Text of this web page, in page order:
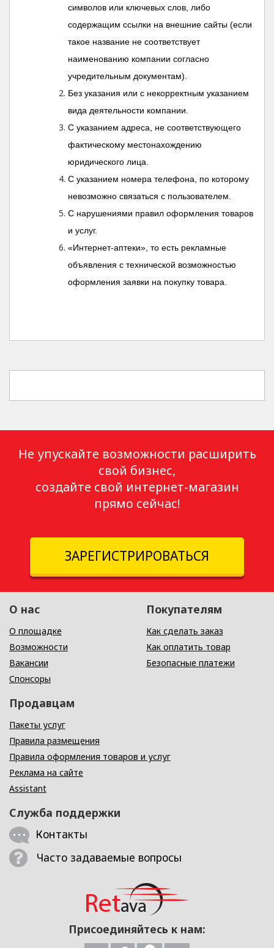
символов или ключевых слов, либо
содержащим ссылки на внешние сайты (если
такое название не соответствует
наименованию компании согласно
учредительным документам).
Без указания или с некорректным указанием
вида деятельности компании.
С указанием адреса, не соответствующего
фактическому местонахождению
юридического лица.
С указанием номера телефона, по которому
невозможно связаться с пользователем.
С нарушениями правил оформления товаров
и услуг.
«Интернет-аптеки», то есть рекламные
объявления с технической возможностью
оформления заявки на покупку товара.
Не упускайте возможности расширить
свой бизнес,
создайте свой интернет-магазин
прямо сейчас!
ЗАРЕГИСТРИРОВАТЬСЯ
О нас
О площадке
Возможности
Вакансии
Спонсоры
Покупателям
Как сделать заказ
Как оплатить товар
Безопасные платежи
Продавцам
Пакеты услуг
Правила размещения
Правила оформления товаров и услуг
Реклама на сайте
Assistant
Служба поддержки
Контакты
Часто задаваемые вопросы
Присоединяйтесь к нам: